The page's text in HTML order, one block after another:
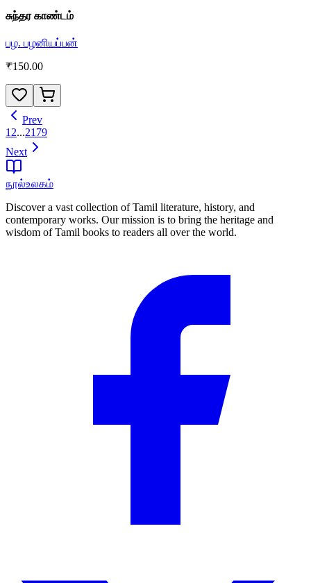
சுந்தர காண்டம்
பழ. பழனியப்பன்
₹150.00
Prev
1 2...2179
Next
நூல்உலகம்
Discover a vast collection of Tamil literature, history, and
contemporary works. Our mission is to bring the heritage and
wisdom of Tamil books to readers all over the world.